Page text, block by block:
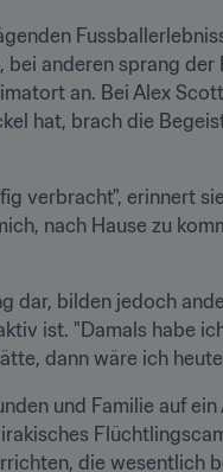
anderen sprang der
an. Bei Alex
hat, brach die
verbracht", erinnert
nach Hause zu
dar, bilden jedoch
ist. "Damals habe
dann wäre ich
und Familie auf
die wesentlich